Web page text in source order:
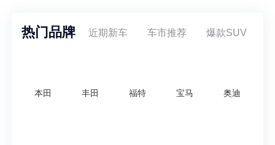
热门品牌 近期新车 车市推荐 爆款SUV
本田 丰田 福特 宝马 奥迪